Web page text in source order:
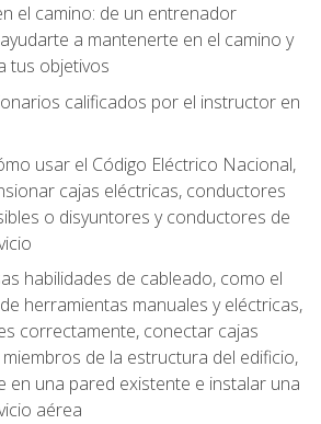
el camino: de un entrenador
a mantenerte en el camino y
tus objetivos
calificados por el instructor en
usar el Código Eléctrico Nacional,
cajas eléctricas, conductores
o disyuntores y conductores de
habilidades de cableado, como el
herramientas manuales y eléctricas,
correctamente, conectar cajas
de la estructura del edificio,
en una pared existente e instalar una
aérea